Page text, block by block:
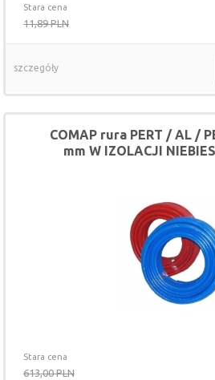
Stara cena
11,89 PLN
szczegóły
Stara cena
613,00 PLN
COMAP rura PERT / AL /
mm W IZOLACJI